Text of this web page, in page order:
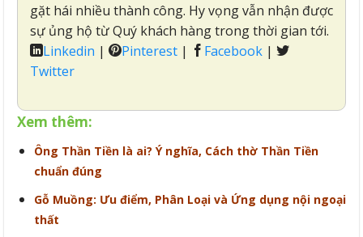
gặt hái nhiều thành công. Hy vọng vẫn nhận được
sự ủng hộ từ Quý khách hàng trong thời gian tới.
Linkedin | Pinterest | Facebook |
Twitter
Xem thêm:
Ông Thần Tiền là ai? Ý nghĩa, Cách thờ Thần Tiền
chuẩn đúng
Gỗ Muồng: Ưu điểm, Phân Loại và Ứng dụng nội ngoại
thất